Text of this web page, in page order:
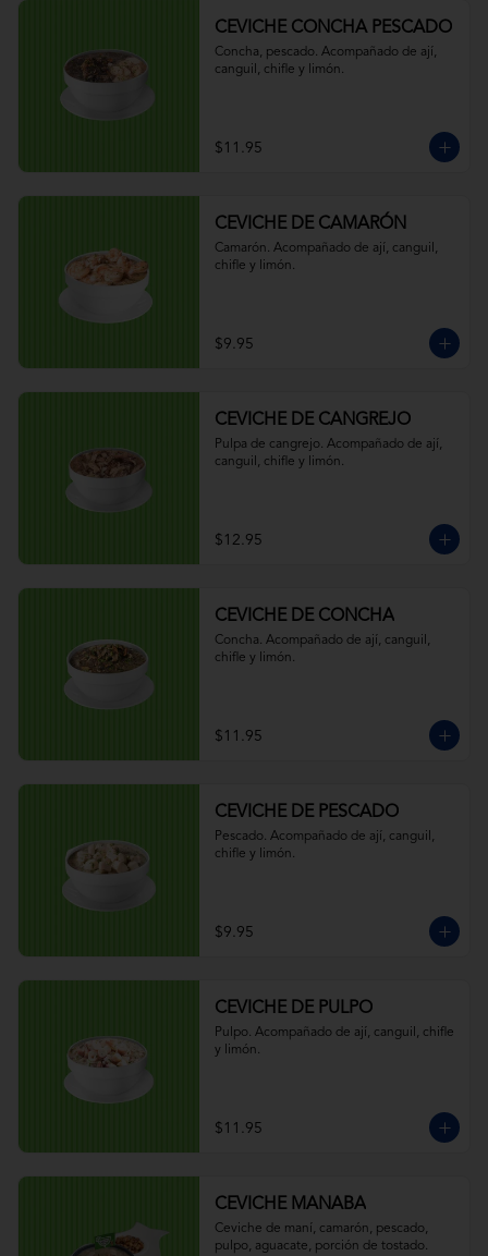
CEVICHE CONCHA PESCADO
Concha, pescado. Acompañado de ají,
canguil, chifle y limón.
$11.95
CEVICHE DE CAMARÓN
Camarón. Acompañado de ají, canguil,
chifle y limón.
$9.95
CEVICHE DE CANGREJO
Pulpa de cangrejo. Acompañado de ají,
canguil, chifle y limón.
$12.95
CEVICHE DE CONCHA
Concha. Acompañado de ají, canguil,
chifle y limón.
$11.95
CEVICHE DE PESCADO
Pescado. Acompañado de ají, canguil,
chifle y limón.
$9.95
CEVICHE DE PULPO
Pulpo. Acompañado de ají, canguil, chifle
y limón.
$11.95
CEVICHE MANABA
Ceviche de maní, camarón, pescado,
pulpo, aguacate, porción de tostado.